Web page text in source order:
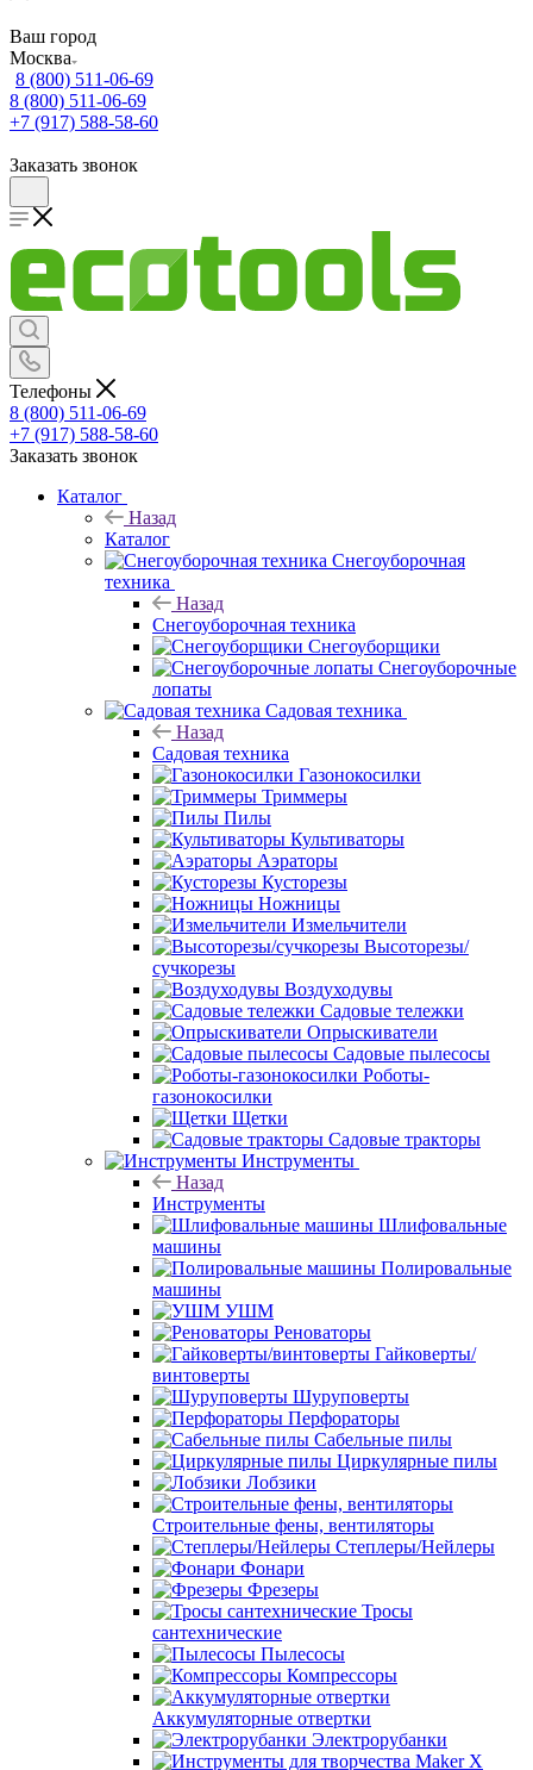
Ваш город
Москва
8 (800) 511-06-69
8 (800) 511-06-69
+7 (917) 588-58-60
Заказать звонок
Телефоны
8 (800) 511-06-69
+7 (917) 588-58-60
Заказать звонок
Каталог
Назад
Каталог
Снегоуборочная
техника
Назад
Снегоуборочная техника
Снегоуборщики
Снегоуборочные
лопаты
Садовая техника
Назад
Садовая техника
Газонокосилки
Триммеры
Пилы
Культиваторы
Аэраторы
Кусторезы
Ножницы
Измельчители
Высоторезы/
сучкорезы
Воздуходувы
Садовые тележки
Опрыскиватели
Садовые пылесосы
Роботы-
газонокосилки
Щетки
Садовые тракторы
Инструменты
Назад
Инструменты
Шлифовальные
машины
Полировальные
машины
УШМ
Реноваторы
Гайковерты/
винтоверты
Шуруповерты
Перфораторы
Сабельные пилы
Циркулярные пилы
Лобзики
Строительные фены, вентиляторы
Степлеры/Нейлеры
Фонари
Фрезеры
Тросы
сантехнические
Пылесосы
Компрессоры
Аккумуляторные отвертки
Электрорубанки